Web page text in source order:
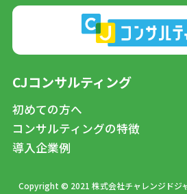
CJコンサルティング
初めての方へ
コンサルティングの特徴
導入企業例
Copyright © 2021 株式会社チャレンジドジ